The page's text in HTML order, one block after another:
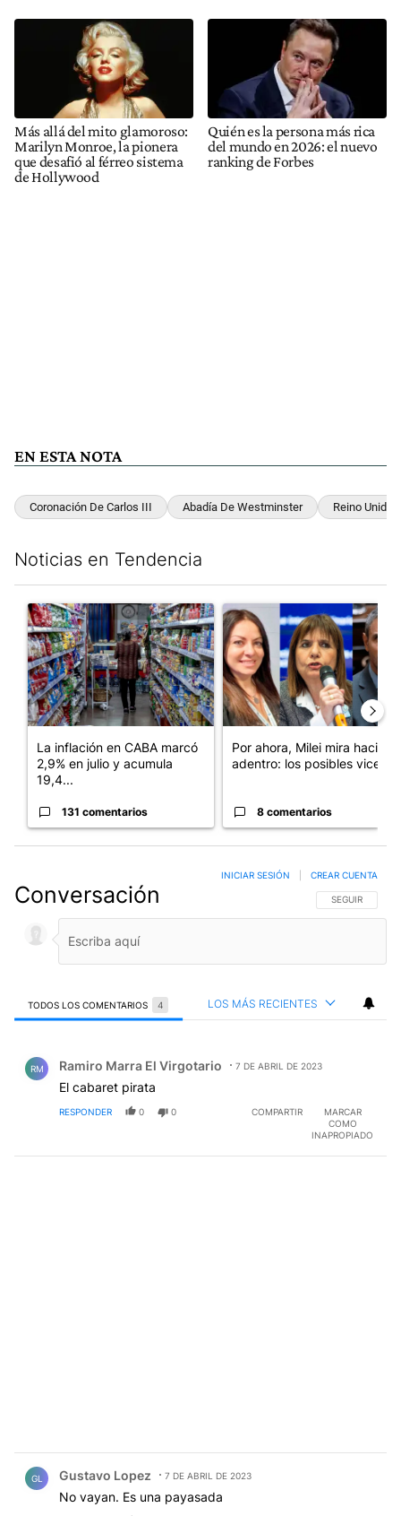
Más allá del mito glamoroso:
Marilyn Monroe, la pionera
que desafió al férreo sistema
de Hollywood
Quién es la persona más rica
del mundo en 2026: el nuevo
ranking de Forbes
EN ESTA NOTA
Coronación De Carlos III Abadía De Westminster Reino Unido
Noticias en Tendencia
Un artículo de tendencia con el título "La inflación en CABA
La inflación en CABA marcó
2,9% en julio y acumula
19,4...
131 comentarios
Un artículo de tendencia con
Por ahora, Milei mira hacia
adentro: los posibles vices...
8 comentarios
Conversación SIGA ESTA
SEGUIR
INICIAR SESIÓN CREAR CUENTA
TODOS LOS COMENTARIOS 4 LOS MÁS RECIENTES
RM Ramiro Marra El Virgotario 7 DE ABRIL DE 2023
El cabaret pirata
RESPONDER 0 0 COMPARTIR
MARCAR
COMO
INAPROPIADO
GL Gustavo Lopez 7 DE ABRIL DE 2023
No vayan. Es una payasada